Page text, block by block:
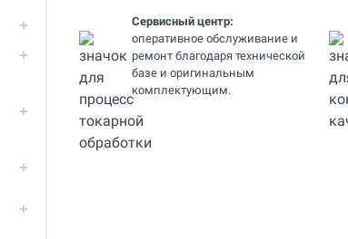
Сервисный центр:
оперативное обслуживание и
ремонт благодаря технической
базе и оригинальным
комплектующим.